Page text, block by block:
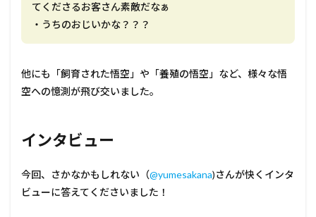
てくださるお客さん素敵だなぁ
・うちのおじいかな？？？
他にも「飼育された悟空」や「養殖の悟空」など、様々な悟
空への憶測が飛び交いました。
インタビュー
今回、さかなかもしれない（@yumesakana)さんが快くインタ
ビューに答えてくださいました！